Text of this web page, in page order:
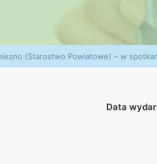
(Starostwo Powiatowe) – w
Data